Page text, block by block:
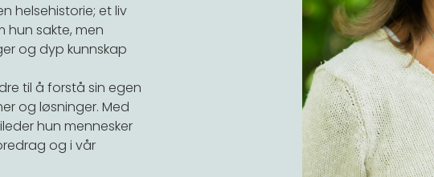
helsehistorie; et liv
hun sakte, men
og dyp kunnskap
til å forstå sin egen
og løsninger. Med
hun mennesker
og i vår